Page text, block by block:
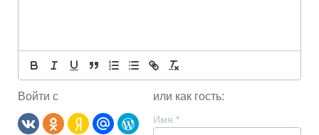
Войти с или как гость:
Имя *